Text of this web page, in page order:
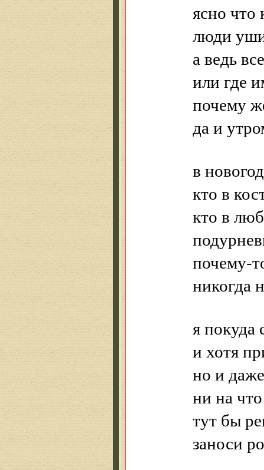
ясно что
люди
а ведь
или где
почему
да и
в
кто в
кто в
почему-
никогда
я покуда
и хотя
но и
ни на
тут бы
заноси